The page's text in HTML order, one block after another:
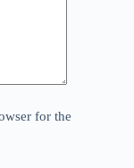
for the